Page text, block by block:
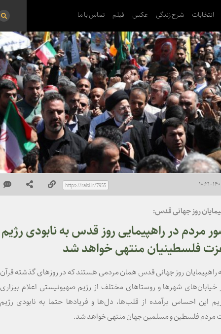
انتخابات شرح زندگی عکس فیلم تماس با ما
روز جهانی قدس:
مردم در راهپیمایی روز قدس به نابودی رژیم
فلسطینیان منتهی خواهد شد
راهپیمایان روز جهانی قدس همان مردمی هستند که در روزهای گذشته قرآن
خیابان‌های شهرها و روستاهای مختلف از رژیم صهیونیستی اعلام بیزاری
این احساس برآمده از قلب‌ها، دل‌ها و فریادها حتما به نابودی رژیم
مردم فلسطین و مسلمین جهان منتهی خواهد شد.